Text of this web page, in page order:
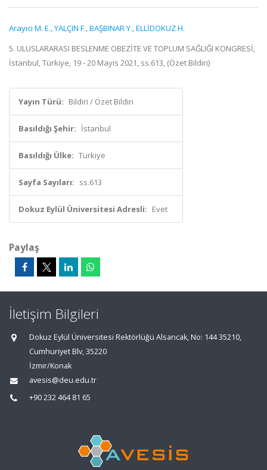
Arayıcı M. E.,YALÇIN F.,BAŞBINAR Y.,ELLİDOKUZ H.
5. ULUSLARARASI BESLENME OBEZİTE VE TOPLUM SAĞLIĞI KONGRESİ,
İstanbul, Türkiye, 19 - 20 Mayıs 2021, ss.613, (Özet Bildiri)
Yayın Türü: Bildiri / Özet Bildiri
Basıldığı Şehir: İstanbul
Basıldığı Ülke: Türkiye
Sayfa Sayıları: ss.613
Dokuz Eylül Üniversitesi Adresli: Evet
Paylaş
İletişim Bilgileri
Dokuz Eylül Üniversitesi Rektörlüğü Alsancak, No: 144 35210,
Cumhuriyet Blv, 35220
İzmir/Konak
avesis@deu.edu.tr
+90 232 464 81 65